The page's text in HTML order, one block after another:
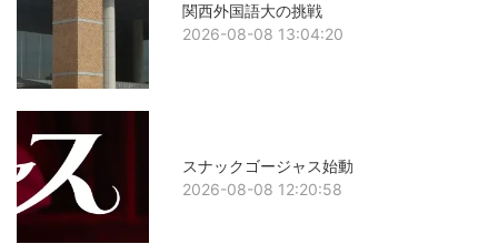
関西外国語大の挑戦
2026-08-08 13:04:20
スナックゴージャス始動
2026-08-08 12:20:58